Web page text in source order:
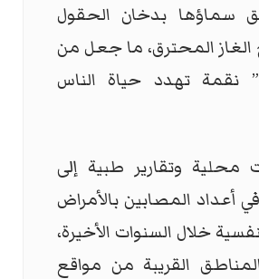
سماؤها بدخان الحقول
الغاز المحترق، ما جعل من
نقمة تهدد حياة الناس
محلية وتقارير طبية إلى
أعداد المصابين بالأمراض
خلال السنوات الأخيرة،
القريبة من مواقع